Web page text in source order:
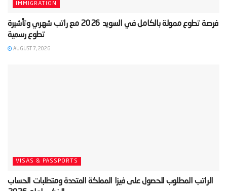
IMMIGRATION
‫فرصة تطوع ممولة بالكامل في السويد 2026 مع راتب شهري وتأشيرة
تطوع رسمية‬
AUGUST 7, 2026
VISAS & PASSPORTS
‫الراتب المطلوب للحصول على فيزا المملكة المتحدة ومتطلبات الحساب